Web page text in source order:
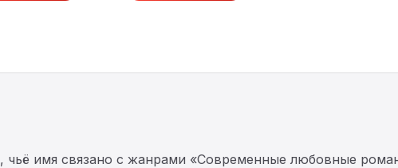
имя связано с жанрами «Современные любовные